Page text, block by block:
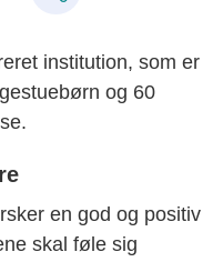
institution, som er
og 60
en god og positiv
skal føle sig